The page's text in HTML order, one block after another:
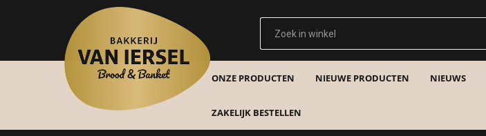
ONZE PRODUCTEN NIEUWE PRODUCTEN NIEUWS
ZAKELIJK BESTELLEN